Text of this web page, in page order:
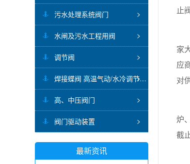
污水处理系统阀门
水闸及污水工程用阀
调节阀
焊接蝶阀 高温气动/水冷调节蝶阀
高、中压阀门
阀门驱动装置
最新资讯
止
家
应
对
炉
截